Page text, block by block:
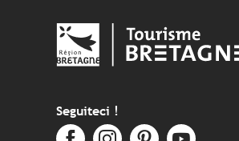
Seguiteci !